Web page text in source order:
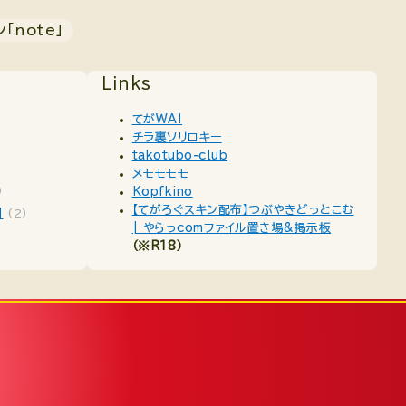
「note」
(2)
Links
てがWA!
チラ裏ソリロキー
takotubo-club
メモモモモ
Kopfkino
【てがろぐスキン配布】つぶやきどっとこむ
| やらっcomファイル置き場&掲示板
（※R18）